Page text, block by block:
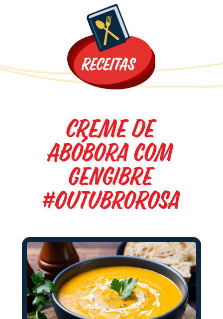
Creme de
Abóbora com
Gengibre
#OutubroRosa